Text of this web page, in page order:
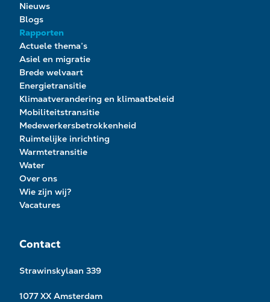
Nieuws
Blogs
Rapporten
Actuele thema’s
Asiel en migratie
Brede welvaart
Energietransitie
Klimaatverandering en klimaatbeleid
Mobiliteitstransitie
Medewerkersbetrokkenheid
Ruimtelijke inrichting
Warmtetransitie
Water
Over ons
Wie zijn wij?
Vacatures
Contact
Strawinskylaan 339
1077 XX Amsterdam